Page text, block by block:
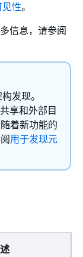
性。
信息，请参阅
发现。
享和外部目
着新功能的
用于发现元